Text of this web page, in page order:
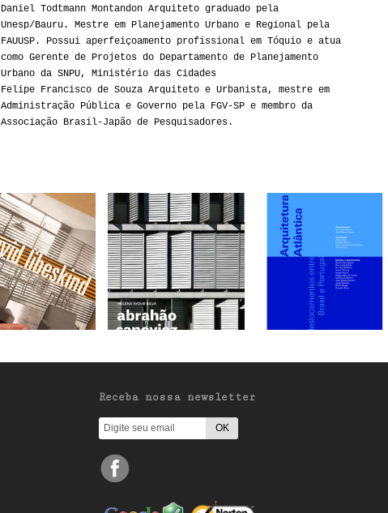
Daniel Todtmann Montandon Arquiteto graduado pela
Unesp/Bauru. Mestre em Planejamento Urbano e Regional pela
FAUUSP. Possui aperfeiçoamento profissional em Tóquio e atua
como Gerente de Projetos do Departamento de Planejamento
Urbano da SNPU, Ministério das Cidades
Felipe Francisco de Souza Arquiteto e Urbanista, mestre em
Administração Pública e Governo pela FGV-SP e membro da
Associação Brasil-Japão de Pesquisadores.
Receba nossa newsletter